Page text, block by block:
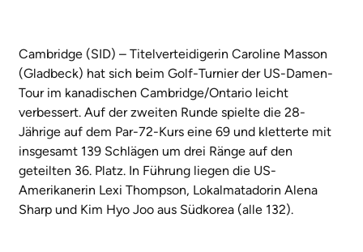
Cambridge (SID) – Titelverteidigerin Caroline Masson
(Gladbeck) hat sich beim Golf-Turnier der US-Damen-
Tour im kanadischen Cambridge/Ontario leicht
verbessert. Auf der zweiten Runde spielte die 28-
Jährige auf dem Par-72-Kurs eine 69 und kletterte mit
insgesamt 139 Schlägen um drei Ränge auf den
geteilten 36. Platz. In Führung liegen die US-
Amerikanerin Lexi Thompson, Lokalmatadorin Alena
Sharp und Kim Hyo Joo aus Südkorea (alle 132).